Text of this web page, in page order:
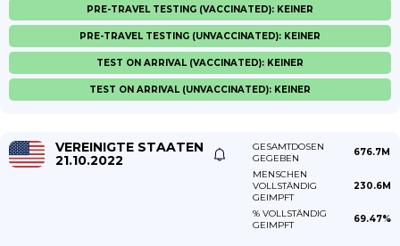
PRE-TRAVEL TESTING (VACCINATED): KEINER
PRE-TRAVEL TESTING (UNVACCINATED): KEINER
TEST ON ARRIVAL (VACCINATED): KEINER
TEST ON ARRIVAL (UNVACCINATED): KEINER
VEREINIGTE STAATEN
21.10.2022
GESAMTDOSEN
GEGEBEN
676.7M
MENSCHEN
VOLLSTÄNDIG
GEIMPFT
230.6M
% VOLLSTÄNDIG
GEIMPFT
69.47%